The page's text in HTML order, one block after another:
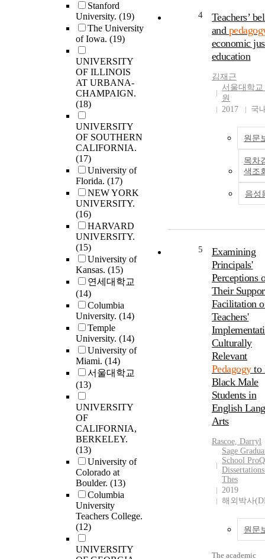
Stanford
University. (19)
The University
of Iowa. (19)
UNIVERSITY
OF ILLINOIS
AT URBANA-
CHAMPAIGN.
(18)
UNIVERSITY
OF SOUTHERN
CALIFORNIA.
(17)
University of
Florida. (17)
NEW YORK
UNIVERSITY.
(16)
HARVARD
UNIVERSITY.
(15)
University of
Kansas. (15)
연세대학교
(14)
Columbia
University. (14)
Temple
University. (14)
University of
Miami. (14)
서울대학교
(13)
UNIVERSITY
OF
CALIFORNIA,
BERKELEY.
(13)
University of
Colorado at
Boulder. (13)
Columbia
University
Teachers College.
(12)
UNIVERSITY
within and
case studies to
an emerging
theory of
linguistically
citizenship
This developing
grounded theory
analyzed the
culturally
linguistically
responsive
and active and
citizenship.
intersections
teachers' social
newcomer
students
principles of
and
relevant
education.
principles
pedagogy of
community,
of success,
making cross-
connections,
of building a
of social
pedagogy of
participatory
citizenship. This study
has the
to and expand
discourse
social studies
and
4
Teachers’
and
economic
education
김재근
서울대학
원
2017
국
원문
목차
색조
음성
5
Examining
Principals'
Perceptions
Their
Facilitation
Teachers'
Culturally
Relevant
Pedagogy to
Black Male
Students in
English
Arts
Rascoe, Darryl
Sage
School
Thes
2019
해외박사
원문
The academic